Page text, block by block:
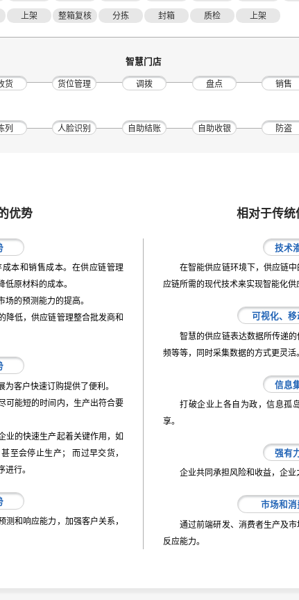
上架 整箱复核 分拣 封箱 质检 上架
智慧门店
货 货位管理 调拨 盘点 销售
列 人脸识别 自助结账 自助收银 防盗
优势
本和销售成本。在供应链管理
原材料的成本。
的预测能力的提高。
降低，供应链管理整合批发商和
客户快速订购提供了便利。
可能短的时间内，生产出符合要
业的快速生产起着关键作用，如
至会停止生产； 而过早交货，
行。
和响应能力，加强客户关系，
相对于传
技术
在智能供应链环境下，供应链
应链所需的现代技术来实现智能化供
可视化、
智慧的供应链表达数据所传递
频等等，同时采集数据的方式更灵活
信息
打破企业上各自为政，信息孤
享。
强有
企业共同承担风险和收益，企
市场和
通过前端研发、消费者生产及
反应能力。